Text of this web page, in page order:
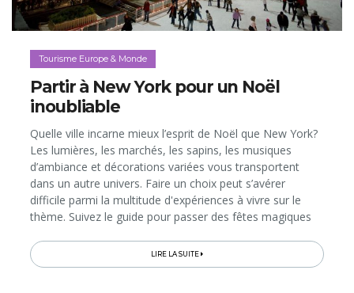
Tourisme Europe & Monde
Partir à New York pour un Noël
inoubliable
Quelle ville incarne mieux l’esprit de Noël que New York?
Les lumières, les marchés, les sapins, les musiques
d’ambiance et décorations variées vous transportent
dans un autre univers. Faire un choix peut s’avérer
difficile parmi la multitude d'expériences à vivre sur le
thème. Suivez le guide pour passer des fêtes magiques
the way!
LIRE LA SUITE